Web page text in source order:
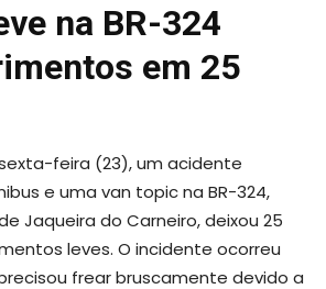
na BR-324
em 25
feira (23), um acidente
e uma van topic na BR-324,
Jaqueira do Carneiro, deixou 25
leves. O incidente ocorreu
frear bruscamente devido a